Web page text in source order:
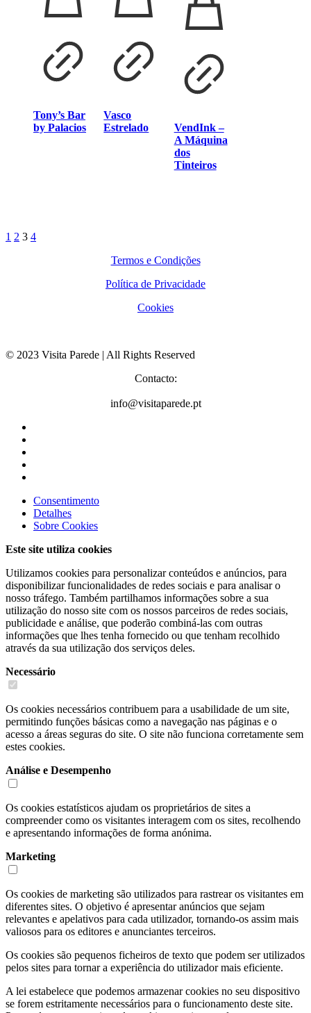
Tony’s Bar
by Palacios
Vasco
Estrelado
VendInk –
A Máquina
dos
Tinteiros
1 2 3 4
Termos e Condições
Política de Privacidade
Cookies
© 2023 Visita Parede | All Rights Reserved
Contacto:
info@visitaparede.pt
Consentimento
Detalhes
Sobre Cookies
Este site utiliza cookies
Utilizamos cookies para personalizar conteúdos e anúncios, para
disponibilizar funcionalidades de redes sociais e para analisar o
nosso tráfego. Também partilhamos informações sobre a sua
utilização do nosso site com os nossos parceiros de redes sociais,
publicidade e análise, que poderão combiná-las com outras
informações que lhes tenha fornecido ou que tenham recolhido
através da sua utilização dos serviços deles.
Necessário
Os cookies necessários contribuem para a usabilidade de um site,
permitindo funções básicas como a navegação nas páginas e o
acesso a áreas seguras do site. O site não funciona corretamente sem
estes cookies.
Análise e Desempenho
Os cookies estatísticos ajudam os proprietários de sites a
compreender como os visitantes interagem com os sites, recolhendo
e apresentando informações de forma anónima.
Marketing
Os cookies de marketing são utilizados para rastrear os visitantes em
diferentes sites. O objetivo é apresentar anúncios que sejam
relevantes e apelativos para cada utilizador, tornando-os assim mais
valiosos para os editores e anunciantes terceiros.
Os cookies são pequenos ficheiros de texto que podem ser utilizados
pelos sites para tornar a experiência do utilizador mais eficiente.
A lei estabelece que podemos armazenar cookies no seu dispositivo
se forem estritamente necessários para o funcionamento deste site.